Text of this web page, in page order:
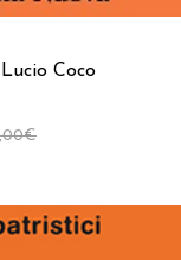
Lucio Coco
€